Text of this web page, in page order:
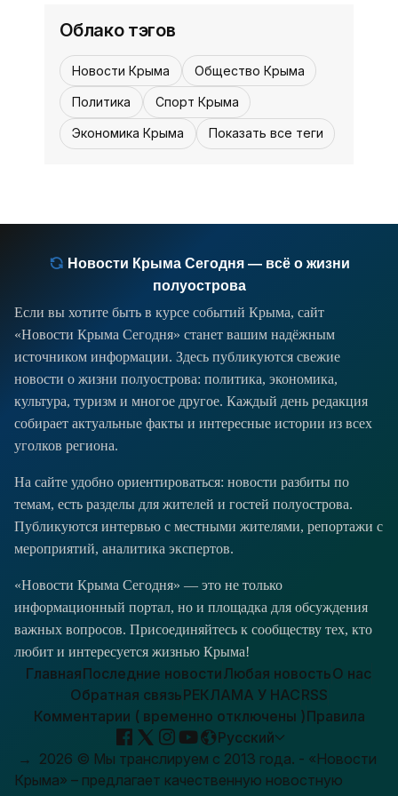
Облако тэгов
Новости Крыма Общество Крыма
Политика Спорт Крыма
Экономика Крыма Показать все теги
Новости Крыма Сегодня — всё о жизни
полуострова
Если вы хотите быть в курсе событий Крыма, сайт
«Новости Крыма Сегодня» станет вашим надёжным
источником информации. Здесь публикуются свежие
новости о жизни полуострова: политика, экономика,
культура, туризм и многое другое. Каждый день редакция
собирает актуальные факты и интересные истории из всех
уголков региона.
На сайте удобно ориентироваться: новости разбиты по
темам, есть разделы для жителей и гостей полуострова.
Публикуются интервью с местными жителями, репортажи с
мероприятий, аналитика экспертов.
«Новости Крыма Сегодня» — это не только
информационный портал, но и площадка для обсуждения
важных вопросов. Присоединяйтесь к сообществу тех, кто
любит и интересуется жизнью Крыма!
ГлавнаяПоследние новостиЛюбая новостьО нас
Обратная связьРЕКЛАМА У НАСRSS
Комментарии ( временно отключены )Правила
Русский
→ 2026 © Мы транслируем с 2013 года. - «Новости
Крыма» – предлагает качественную новостную